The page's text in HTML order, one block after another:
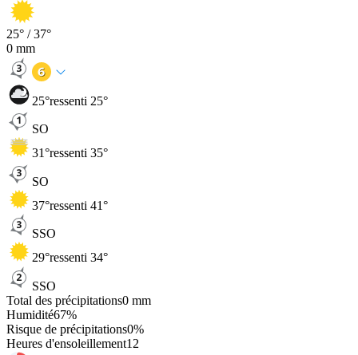
25° /37°
0 mm
25°ressenti 25°
SO
31°ressenti 35°
SO
37°ressenti 41°
SSO
29°ressenti 34°
SSO
Total des précipitations0 mm
Humidité67%
Risque de précipitations0%
Heures d'ensoleillement12